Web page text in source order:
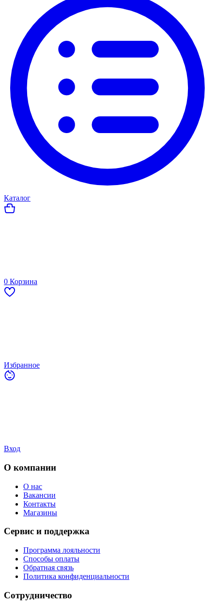
Каталог
0 Корзина
Избранное
Вход
О компании
О нас
Вакансии
Контакты
Магазины
Сервис и поддержка
Программа лояльности
Способы оплаты
Обратная связь
Политика конфиденциальности
Сотрудничество